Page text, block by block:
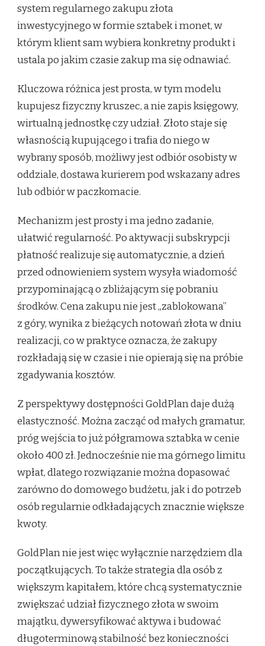
system regularnego zakupu złota
inwestycyjnego w formie sztabek i monet, w
którym klient sam wybiera konkretny produkt i
ustala po jakim czasie zakup ma się odnawiać.
Kluczowa różnica jest prosta, w tym modelu
kupujesz fizyczny kruszec, a nie zapis księgowy,
wirtualną jednostkę czy udział. Złoto staje się
własnością kupującego i trafia do niego w
wybrany sposób, możliwy jest odbiór osobisty w
oddziale, dostawa kurierem pod wskazany adres
lub odbiór w paczkomacie.
Mechanizm jest prosty i ma jedno zadanie,
ułatwić regularność. Po aktywacji subskrypcji
płatność realizuje się automatycznie, a dzień
przed odnowieniem system wysyła wiadomość
przypominającą o zbliżającym się pobraniu
środków. Cena zakupu nie jest „zablokowana”
z góry, wynika z bieżących notowań złota w dniu
realizacji, co w praktyce oznacza, że zakupy
rozkładają się w czasie i nie opierają się na próbie
zgadywania kosztów.
Z perspektywy dostępności GoldPlan daje dużą
elastyczność. Można zacząć od małych gramatur,
próg wejścia to już półgramowa sztabka w cenie
około 400 zł. Jednocześnie nie ma górnego limitu
wpłat, dlatego rozwiązanie można dopasować
zarówno do domowego budżetu, jak i do potrzeb
osób regularnie odkładających znacznie większe
kwoty.
GoldPlan nie jest więc wyłącznie narzędziem dla
początkujących. To także strategia dla osób z
większym kapitałem, które chcą systematycznie
zwiększać udział fizycznego złota w swoim
majątku, dywersyfikować aktywa i budować
długoterminową stabilność bez konieczności